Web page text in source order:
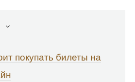
покупать билеты на